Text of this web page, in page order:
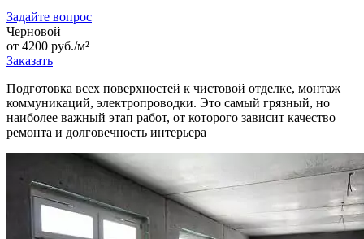
Задайте вопрос
Черновой
от 4200 руб./м²
Заказать
Подготовка всех поверхностей к чистовой отделке, монтаж
коммуникаций, электропроводки. Это самый грязный, но
наиболее важный этап работ, от которого зависит качество
ремонта и долговечность интерьера